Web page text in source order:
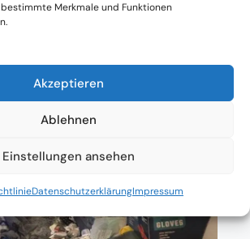
Merkmale und Funktionen
Akzeptieren
Ablehnen
Einstellungen ansehen
DatenschutzerklärungImpressum